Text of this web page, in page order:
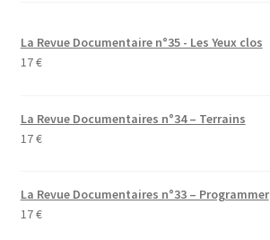
La Revue Documentaire n°35 - Les Yeux clos
17€
La Revue Documentaires n°34 – Terrains
17€
La Revue Documentaires n°33 – Programmer
17€